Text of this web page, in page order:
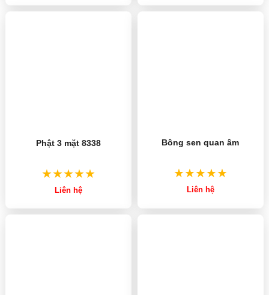
Phật 3 mặt 8338
Liên hệ
Bông sen quan âm
Liên hệ